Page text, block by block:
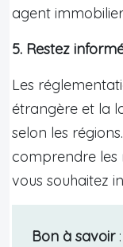
agent
5. Restez
Les
étrangère et la
selon les
comprendre les
vous souhaitez
Bon à savoir: